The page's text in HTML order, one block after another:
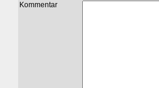
Kommentar